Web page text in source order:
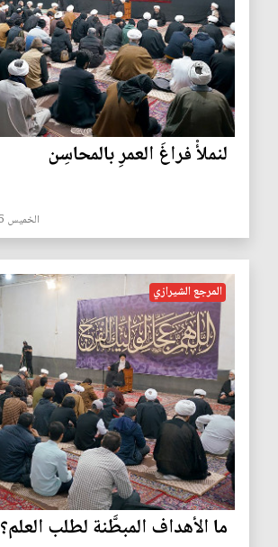
لنملأْ فراغَ العمرِ بالمحاسِن
الخميس 05 كانون الثاني 2023
المرجع الشيرازي
ما الأهداف المبطَّنة لطلب العلم؟